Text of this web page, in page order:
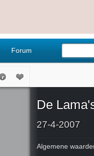
Forum
De
27-4-2007
Algemene